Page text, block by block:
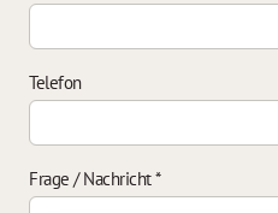
Telefon
Frage / Nachricht*